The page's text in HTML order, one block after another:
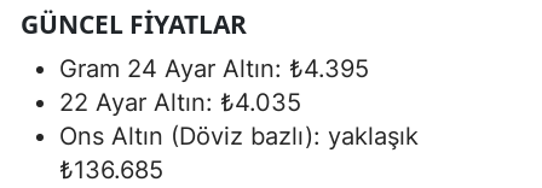
GÜNCEL FIYATLAR
Gram 24 Ayar Altın: ₺4.395
22 Ayar Altın: ₺4.035
Ons Altın (Döviz bazlı): yaklaşık
₺136.685